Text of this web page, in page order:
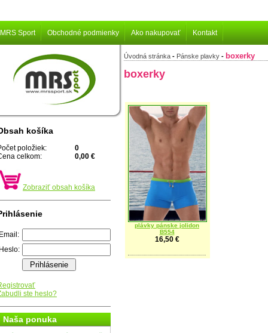
MRS Sport Obchodné podmienky Ako nakupovať Kontakt
košíka
položiek:
0
celkom:
0,00 €
Zobraziť obsah košíka
ste heslo?
Naša ponuka
Úvodná stránka - Pánske plavky - boxerky
boxerky
plávky pánske jolidon
B554
16,50 €